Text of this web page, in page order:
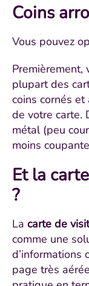
Coins
Vous pouvez
Premièrement,
plupart des
coins cornés
de votre carte.
métal (peu
moins
Et la
?
La carte de
comme une
d’informations
page très